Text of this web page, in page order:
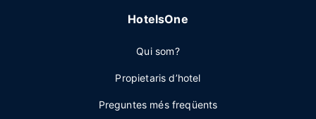
HotelsOne
Qui som?
Propietaris d’hotel
Preguntes més freqüents